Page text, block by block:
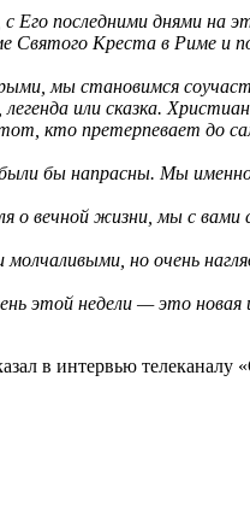
последними днями на
Святого Креста в Риме и
мы становимся
или сказка.
кто претерпевает до
бы напрасны. Мы
о вечной жизни, мы с
но очень
этой недели — это
в интервью телеканалу